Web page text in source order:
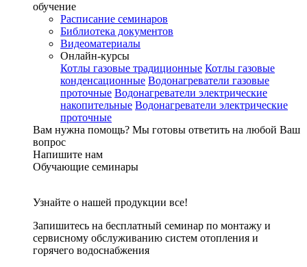
обучение
Расписание семинаров
Библиотека документов
Видеоматериалы
Онлайн-курсы
Котлы газовые традиционные Котлы газовые
конденсационные Водонагреватели газовые
проточные Водонагреватели электрические
накопительные Водонагреватели электрические
проточные
Вам нужна помощь? Мы готовы ответить на любой Ваш
вопрос
Напишите нам
Обучающие семинары
Узнайте о нашей продукции все!
Запишитесь на бесплатный семинар по монтажу и
сервисному обслуживанию систем отопления и
горячего водоснабжения